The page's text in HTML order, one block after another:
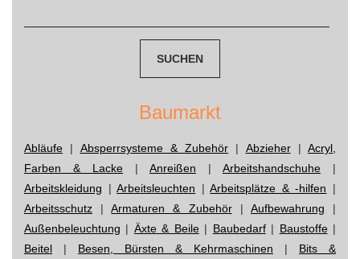
Baumarkt
Abläufe | Absperrsysteme & Zubehör | Abzieher| Acryl,
Farben & Lacke | Anreißen | Arbeitshandschuhe |
Arbeitskleidung |Arbeitsleuchten |Arbeitsplätze & -hilfen |
Arbeitsschutz |Armaturen & Zubehör| Aufbewahrung |
Außenbeleuchtung | Äxte & Beile| Baubedarf| Baustoffe|
Beitel | Besen, Bürsten & Kehrmaschinen | Bits &